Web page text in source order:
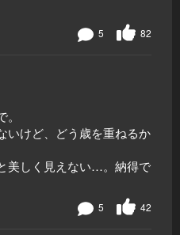
82
5
いけど、どう歳を重ねるか
美しく見えない…。納得で
42
5